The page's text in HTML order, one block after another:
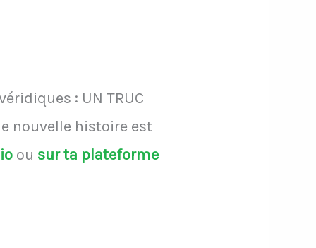
: UN TRUC
nouvelle histoire est
ou sur ta plateforme